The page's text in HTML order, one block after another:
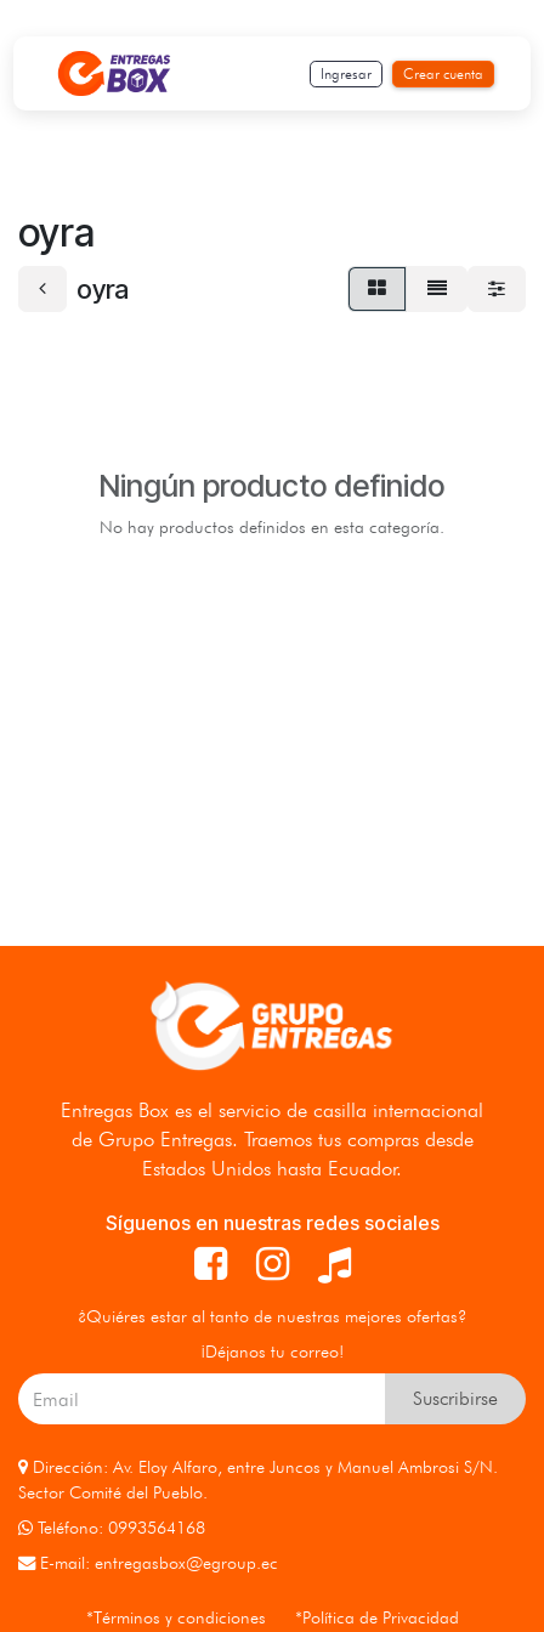
Ingresar Crear cuenta
oyra
oyra
Ningún producto definido
No hay productos definidos en esta categoría.
Entregas Box es el servicio de casilla internacional
de Grupo Entregas. Traemos tus compras desde
Estados Unidos hasta Ecuador.
Síguenos en nuestras redes sociales
¿Quiéres estar al tanto de nuestras mejores ofertas?
¡Déjanos tu correo!
Suscribirse
Dirección: Av. Eloy Alfaro, entre Juncos y Manuel Ambrosi S/N.
Sector Comité del Pueblo.
Teléfono: 0993564168
E-mail: entregasbox@egroup.ec
*Términos y condiciones *Política de Privacidad